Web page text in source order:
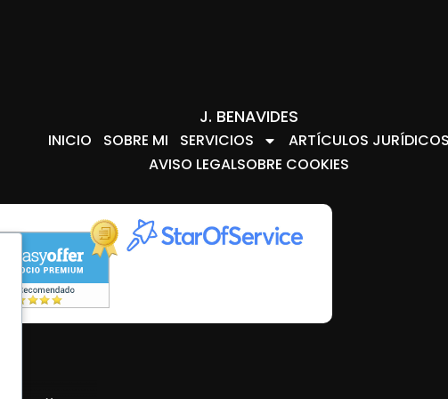
J. BENAVIDES
INICIO SOBRE MI SERVICIOS
ARTÍCULOS
AVISO LEGALSOBRE COOKIES